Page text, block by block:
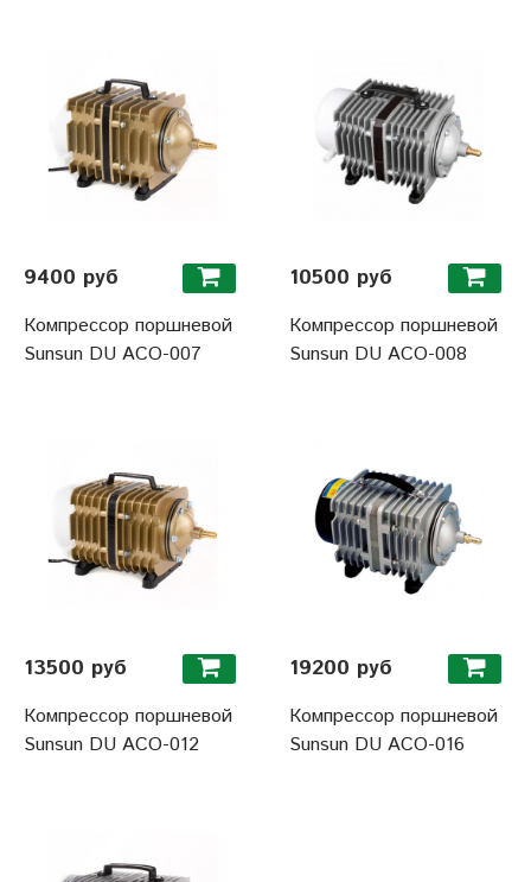
9400 руб
Компрессор поршневой
Sunsun DU ACO-007
10500 руб
Компрессор поршневой
Sunsun DU ACO-008
13500 руб
Компрессор поршневой
Sunsun DU ACO-012
19200 руб
Компрессор поршневой
Sunsun DU ACO-016